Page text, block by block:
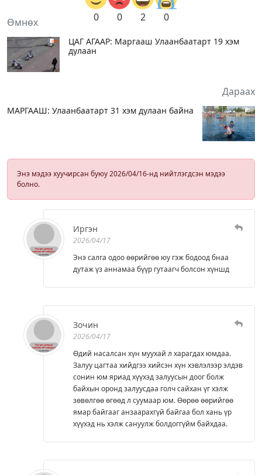
0 0 2 0
Өмнөх
ЦАГ АГААР: Маргааш Улаанбаатарт 19 хэм
дулаан
Дараах
МАРГААШ: Улаанбаатарт 31 хэм дулаан байна
Энэ мэдээ хуучирсан буюу 2026/04/16-нд нийтлэгдсэн мэдээ
болно.
Иргэн
2026/04/17
Энэ салга одоо өөрийгөө юу гэж бодоод бнаа
дутаж үз аннамаа бүүр гутаагч болсон хүншд
Зочин
2026/04/17
Өдий насалсан хүн муухай л харагдах юмдаа.
Залуу цагтаа хийдгээ хийсэн хүн хэвлэлээр элдэв
сонин юм яриад хүүхэд залуусын доог болж
байхын оронд залуусдаа голч сайхан үг хэлж
зөвөлгөө өгөөд л суумаар юм. Өөрөө өөрийгөө
ямар байгааг анзаарахгүй байгаа бол хань үр
хүүхэд нь хэлж сануулж болдоггүйм байхдаа.